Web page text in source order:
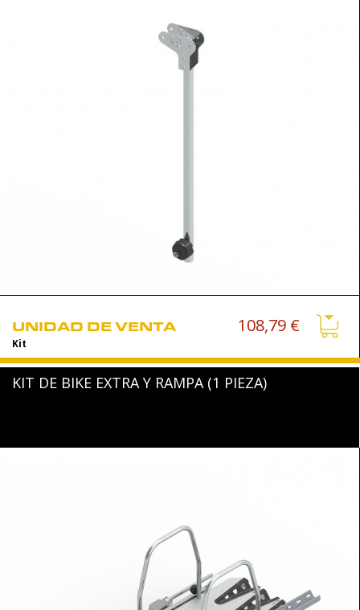
UNIDAD DE VENTA
Kit
108,79 €
KIT DE BIKE EXTRA Y RAMPA (1 PIEZA)